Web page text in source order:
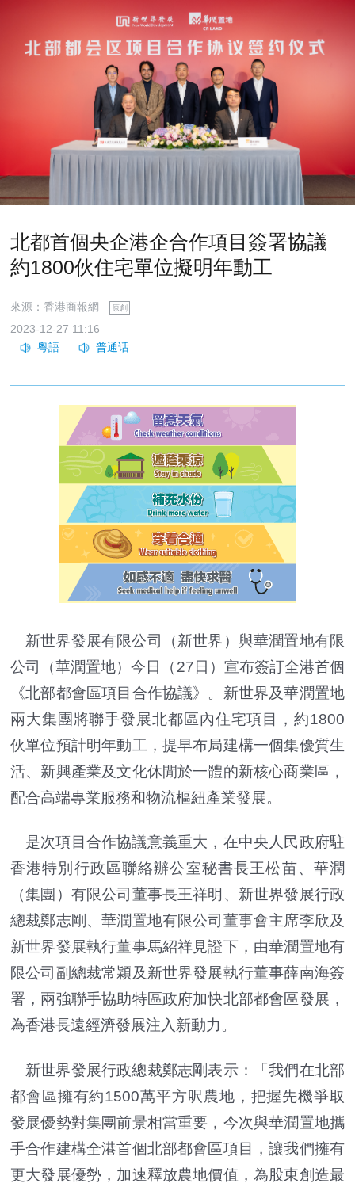
北都首個央企港企合作項目簽署協議
約1800伙住宅單位擬明年動工
來源：香港商報網 原創
2023-12-27 11:16
新世界發展有限公司（新世界）與華潤置地有限
公司（華潤置地）今日（27日）宣布簽訂全港首個
《北部都會區項目合作協議》。新世界及華潤置地
兩大集團將聯手發展北都區內住宅項目，約1800
伙單位預計明年動工，提早布局建構一個集優質生
活、新興產業及文化休閒於一體的新核心商業區，
配合高端專業服務和物流樞紐產業發展。
是次項目合作協議意義重大，在中央人民政府駐
香港特別行政區聯絡辦公室秘書長王松苗、華潤
（集團）有限公司董事長王祥明、新世界發展行政
總裁鄭志剛、華潤置地有限公司董事會主席李欣及
新世界發展執行董事馬紹祥見證下，由華潤置地有
限公司副總裁常穎及新世界發展執行董事薛南海簽
署，兩強聯手協助特區政府加快北部都會區發展，
為香港長遠經濟發展注入新動力。
新世界發展行政總裁鄭志剛表示：「我們在北部
都會區擁有約1500萬平方呎農地，把握先機爭取
發展優勢對集團前景相當重要，今次與華潤置地攜
手合作建構全港首個北部都會區項目，讓我們擁有
更大發展優勢，加速釋放農地價值，為股東創造最